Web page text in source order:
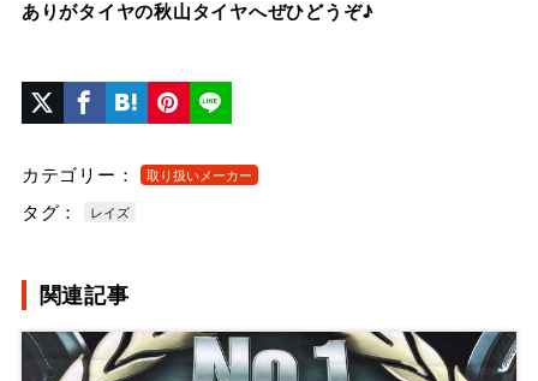
ありがタイヤの秋山タイヤへぜひどうぞ♪
カテゴリー： 取り扱いメーカー
タグ： レイズ
関連記事